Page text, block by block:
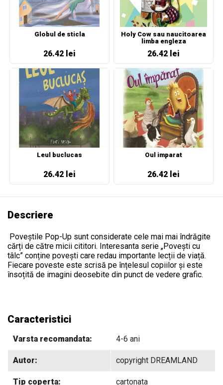
Globul de sticla
26.42 lei
Holy Cow sau naucitoarea
limba engleza
26.42 lei
Leul buclucas
26.42 lei
Oul imparat
26.42 lei
Descriere
Poveștile Pop-Up sunt considerate cele mai mai îndrăgite
cărți de către micii cititori. Interesanta serie „Povești cu
tâlc” conține povești care redau importante lecții de viață.
Fiecare poveste este scrisă pe înțelesul copiilor și este
însoțită de imagini deosebite din punct de vedere grafic.
Caracteristici
Varsta recomandata: 4-6 ani
Autor: copyright DREAMLAND
Tip coperta: cartonata